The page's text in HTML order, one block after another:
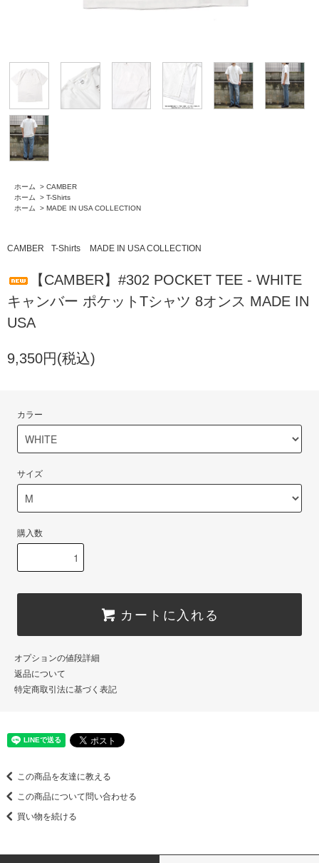
ホーム > CAMBER
ホーム
> T-Shirts
ホーム
> MADE IN USA COLLECTION
CAMBER T-Shirts MADE IN USA COLLECTION
【CAMBER】#302 POCKET TEE - WHITE
キャンバー ポケットTシャツ 8オンス MADE IN
USA
9,350円(税込)
カラー
サイズ
購入数
カートに入れる
オプションの値段詳細
返品について
特定商取引法に基づく表記
この商品を友達に教える
この商品について問い合わせる
買い物を続ける